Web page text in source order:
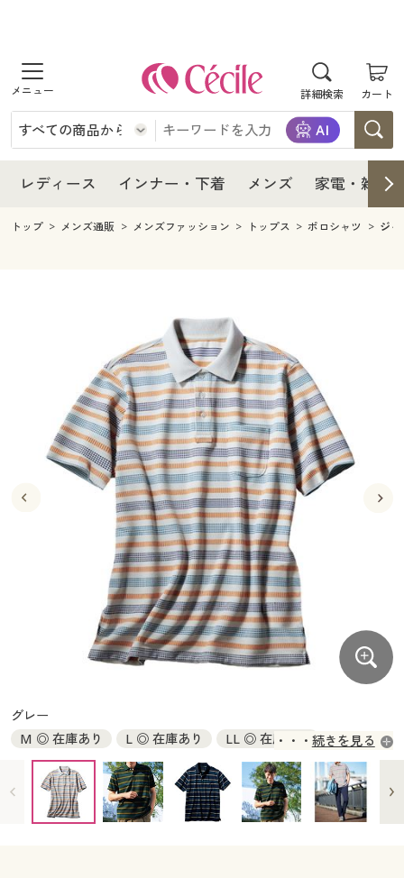
詳細検索 カート
商品を探す
レディース
レディースファッション
インナー・下着
インナー・下着通販すべて
ジュニア・ティーンズ下着
メンズ
キッチン・雑貨・日用品
寝具・インテリア・家具
寝具・インテリア・家具通販すべて
家具・収納
寝具・ベッド
カーテン・ラグ・ファブリック
美容・健康
美容・健康通販すべて
美容・健康・サプリメント
制服・スクール
制服・スクールすべて
ジュニア・ティーンズ下着
大きいサイズ
大きいサイズ通販すべて
大きいサイズ レディース服
大きいサイズ レディース下着
大きいサイズ 事務・制服
バーゲンセール
シークレットセール
商品カテゴリ一覧
カタログ・チラシからのご注文
デジタルカタログ
カタログ無料プレゼント
レディース インナー・下着 メンズ 家電・雑貨
レディース
レディース通販すべて
レディースファッション
インナー・下着
インナー・下着通販すべて
ジュニア・ティーンズ下着
メンズ
キッチン・雑貨・日用品
寝具・ベッド
カーテン・ラグ・ファブリック
美容・健康通販すべて
美容・健康・サプリメント
制服・スクール
制服・スクールすべて
制服・学生服
ジュニア・ティーンズ下着
大きいサイズ
大きいサイズ通販すべて
大きいサイズ レディース服
大きいサイズ レディース下着
大きいサイズ メンズ
大きいサイズ 事務・制服
バーゲン
シークレットセール
商品カテゴリ一覧
カタログ・チラシからのご注文
カタログ無料プレゼント
会員メニュー
トップ メンズ通販 メンズファッション トップス ポロシャツ ジ
グレー
M ◎ 在庫あり
L ◎ 在庫あり
LL ◎ 在庫あり
3L ◎ 在庫あり
5L ◎ 在庫あり
続きを見る